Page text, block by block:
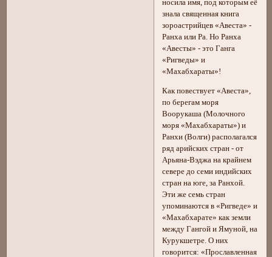
носила имя, под которым её
знала священная книга
зороастрийцев «Авеста» -
Ранха или Ра. Но Ранха
«Авесты» - это Ганга
«Ригведы» и
«Махабхараты»!
Как повествует «Авеста»,
по берегам моря
Воорукаша (Молочного
моря «Махабхараты») и
Ранхи (Волги) располагался
ряд арийских стран - от
Арьяна-Вэджа на крайнем
севере до семи индийских
стран на юге, за Ранхой.
Эти же семь стран
упоминаются в «Ригведе» и
«Махабхарате» как земли
между Гангой и Ямуной, на
Курукшетре. О них
говорится: «Прославленная